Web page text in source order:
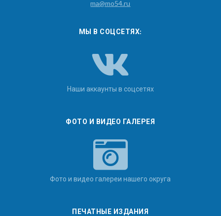
ma@mo54.ru
МЫ В СОЦСЕТЯХ:
Наши аккаунты в соцсетях
ФОТО И ВИДЕО ГАЛЕРЕЯ
Фото и видео галереи нашего округа
ПЕЧАТНЫЕ ИЗДАНИЯ